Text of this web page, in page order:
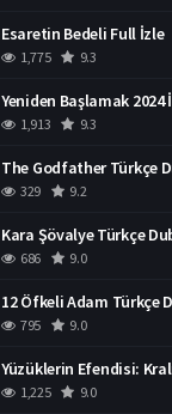
Esaretin Bedeli Full İzle
1,775 9.3
Yeniden Başlamak 2024
1,913 9.3
The Godfather Türkçe
329 9.2
Kara Şövalye Türkçe
686 9.0
12 Öfkeli Adam Türkçe
795 9.0
Yüzüklerin Efendisi:
1,225 9.0